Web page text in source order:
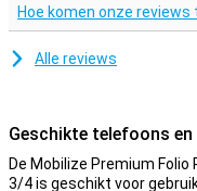
gemaakt van kunstleer en
dierlijke materialen.
Hoe komen onze
Alle reviews
Geschikte telefoons
De Mobilize Premium Folio
3/4 is geschikt voor